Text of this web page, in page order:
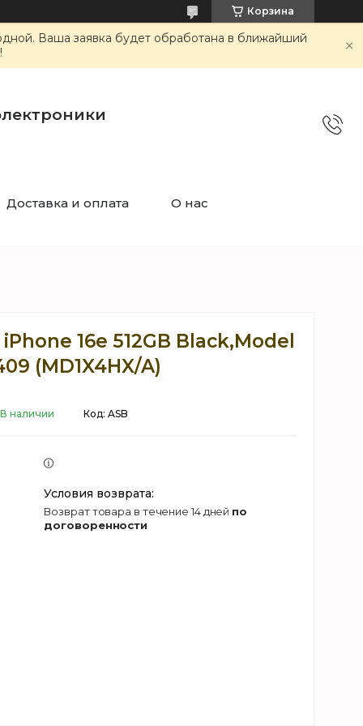
Корзина
Ваша заявка будет обработана в ближайший
Доставка и оплата О нас
16e 512GB Black,Model
(MD1X4HX/A)
В наличии Код: ASB
возврат товара в течение 14 дней по
договоренности